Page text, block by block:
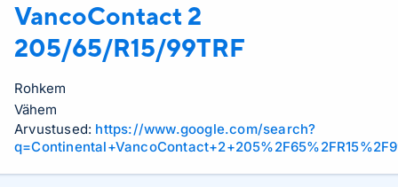
VancoContact 2
205/65/R15/99TRF
Rohkem
Vähem
Arvustused: https://www.google.com/search?